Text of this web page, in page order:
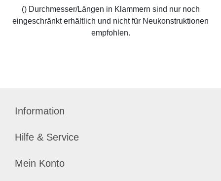
() Durchmesser/Längen in Klammern sind nur noch
eingeschränkt erhältlich und nicht für Neukonstruktionen
empfohlen.
Information
Hilfe & Service
Mein Konto